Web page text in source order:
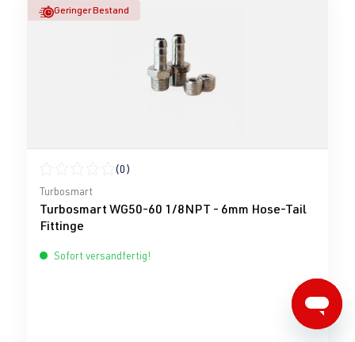
Geringer Bestand
Durchschnittliche Bewertung von 0 von 5 Sternen
(0)
Turbosmart
Turbosmart WG50-60 1/8NPT - 6mm Hose-Tail
Fittinge
Sofort versandfertig!